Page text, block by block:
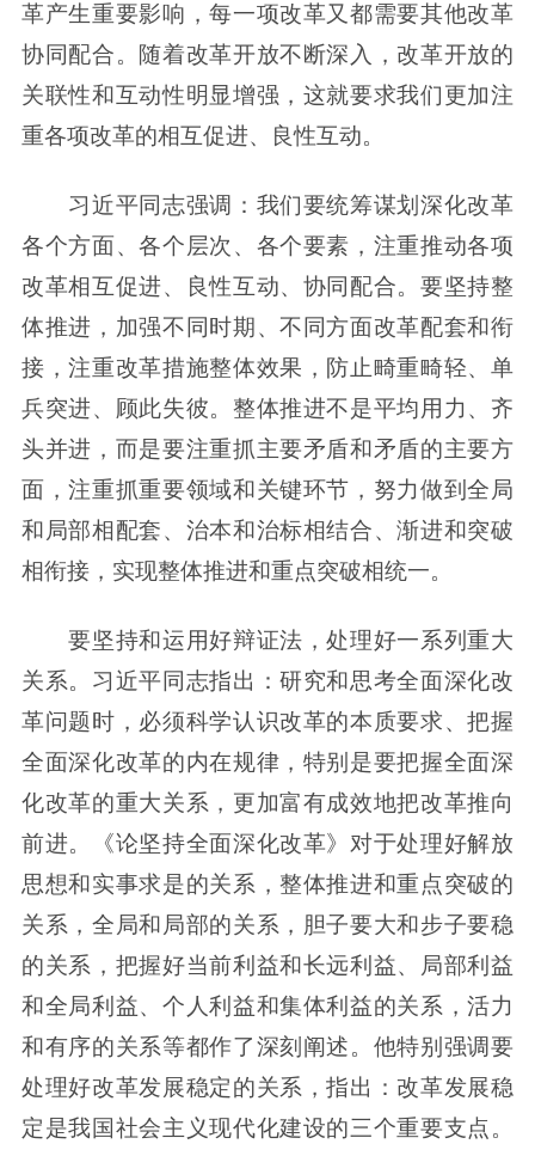
革产生重要影响，每一项改革又都需要其他改革
协同配合。随着改革开放不断深入，改革开放的
关联性和互动性明显增强，这就要求我们更加注
重各项改革的相互促进、良性互动。
习近平同志强调：我们要统筹谋划深化改革
各个方面、各个层次、各个要素，注重推动各项
改革相互促进、良性互动、协同配合。要坚持整
体推进，加强不同时期、不同方面改革配套和衔
接，注重改革措施整体效果，防止畸重畸轻、单
兵突进、顾此失彼。整体推进不是平均用力、齐
头并进，而是要注重抓主要矛盾和矛盾的主要方
面，注重抓重要领域和关键环节，努力做到全局
和局部相配套、治本和治标相结合、渐进和突破
相衔接，实现整体推进和重点突破相统一。
要坚持和运用好辩证法，处理好一系列重大
关系。习近平同志指出：研究和思考全面深化改
革问题时，必须科学认识改革的本质要求、把握
全面深化改革的内在规律，特别是要把握全面深
化改革的重大关系，更加富有成效地把改革推向
前进。《论坚持全面深化改革》对于处理好解放
思想和实事求是的关系，整体推进和重点突破的
关系，全局和局部的关系，胆子要大和步子要稳
的关系，把握好当前利益和长远利益、局部利益
和全局利益、个人利益和集体利益的关系，活力
和有序的关系等都作了深刻阐述。他特别强调要
处理好改革发展稳定的关系，指出：改革发展稳
定是我国社会主义现代化建设的三个重要支点。